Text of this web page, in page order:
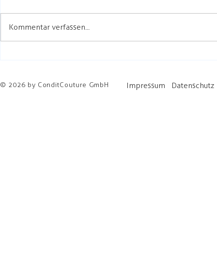
Kommentar verfassen...
© 2026 by ConditCouture GmbH Impressum Datenschutz